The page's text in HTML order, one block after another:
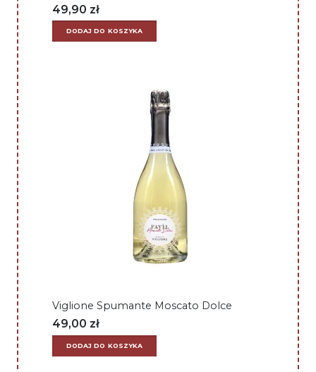
49,90 zł
DODAJ DO KOSZYKA
Viglione Spumante Moscato Dolce
49,00 zł
DODAJ DO KOSZYKA